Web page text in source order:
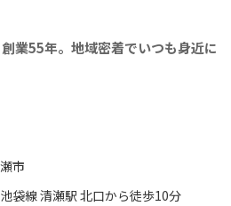
業55年。地域密着でいつも身近に
市
袋線 清瀬駅 北口から徒歩10分